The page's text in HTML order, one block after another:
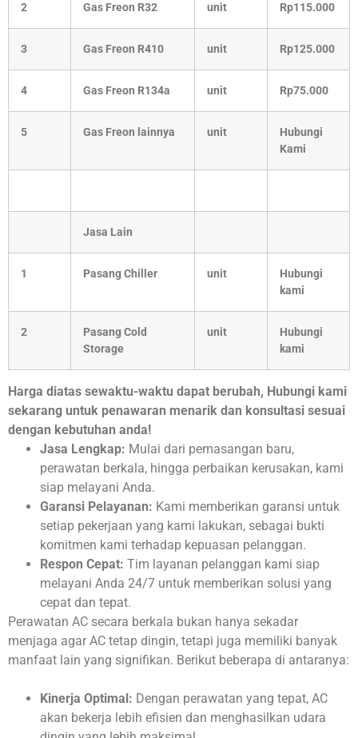
2 Gas Freon R32 unit Rp115.000
3 Gas Freon R410 unit Rp125.000
4 Gas Freon R134a unit Rp75.000
5 Gas Freon lainnya unit
Hubungi
Kami
Jasa Lain
1 Pasang Chiller unit
Hubungi
kami
2
Pasang Cold
Storage
unit
Hubungi
kami
Harga diatas sewaktu-waktu dapat berubah, Hubungi kami
sekarang untuk penawaran menarik dan konsultasi sesuai
dengan kebutuhan anda!
Jasa Lengkap: Mulai dari pemasangan baru,
perawatan berkala, hingga perbaikan kerusakan, kami
siap melayani Anda.
Garansi Pelayanan: Kami memberikan garansi untuk
setiap pekerjaan yang kami lakukan, sebagai bukti
komitmen kami terhadap kepuasan pelanggan.
Respon Cepat: Tim layanan pelanggan kami siap
melayani Anda 24/7 untuk memberikan solusi yang
cepat dan tepat.
Perawatan AC secara berkala bukan hanya sekadar
menjaga agar AC tetap dingin, tetapi juga memiliki banyak
manfaat lain yang signifikan. Berikut beberapa di antaranya:
Kinerja Optimal: Dengan perawatan yang tepat, AC
akan bekerja lebih efisien dan menghasilkan udara